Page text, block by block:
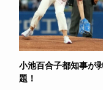
小池百合子都知事が
題！